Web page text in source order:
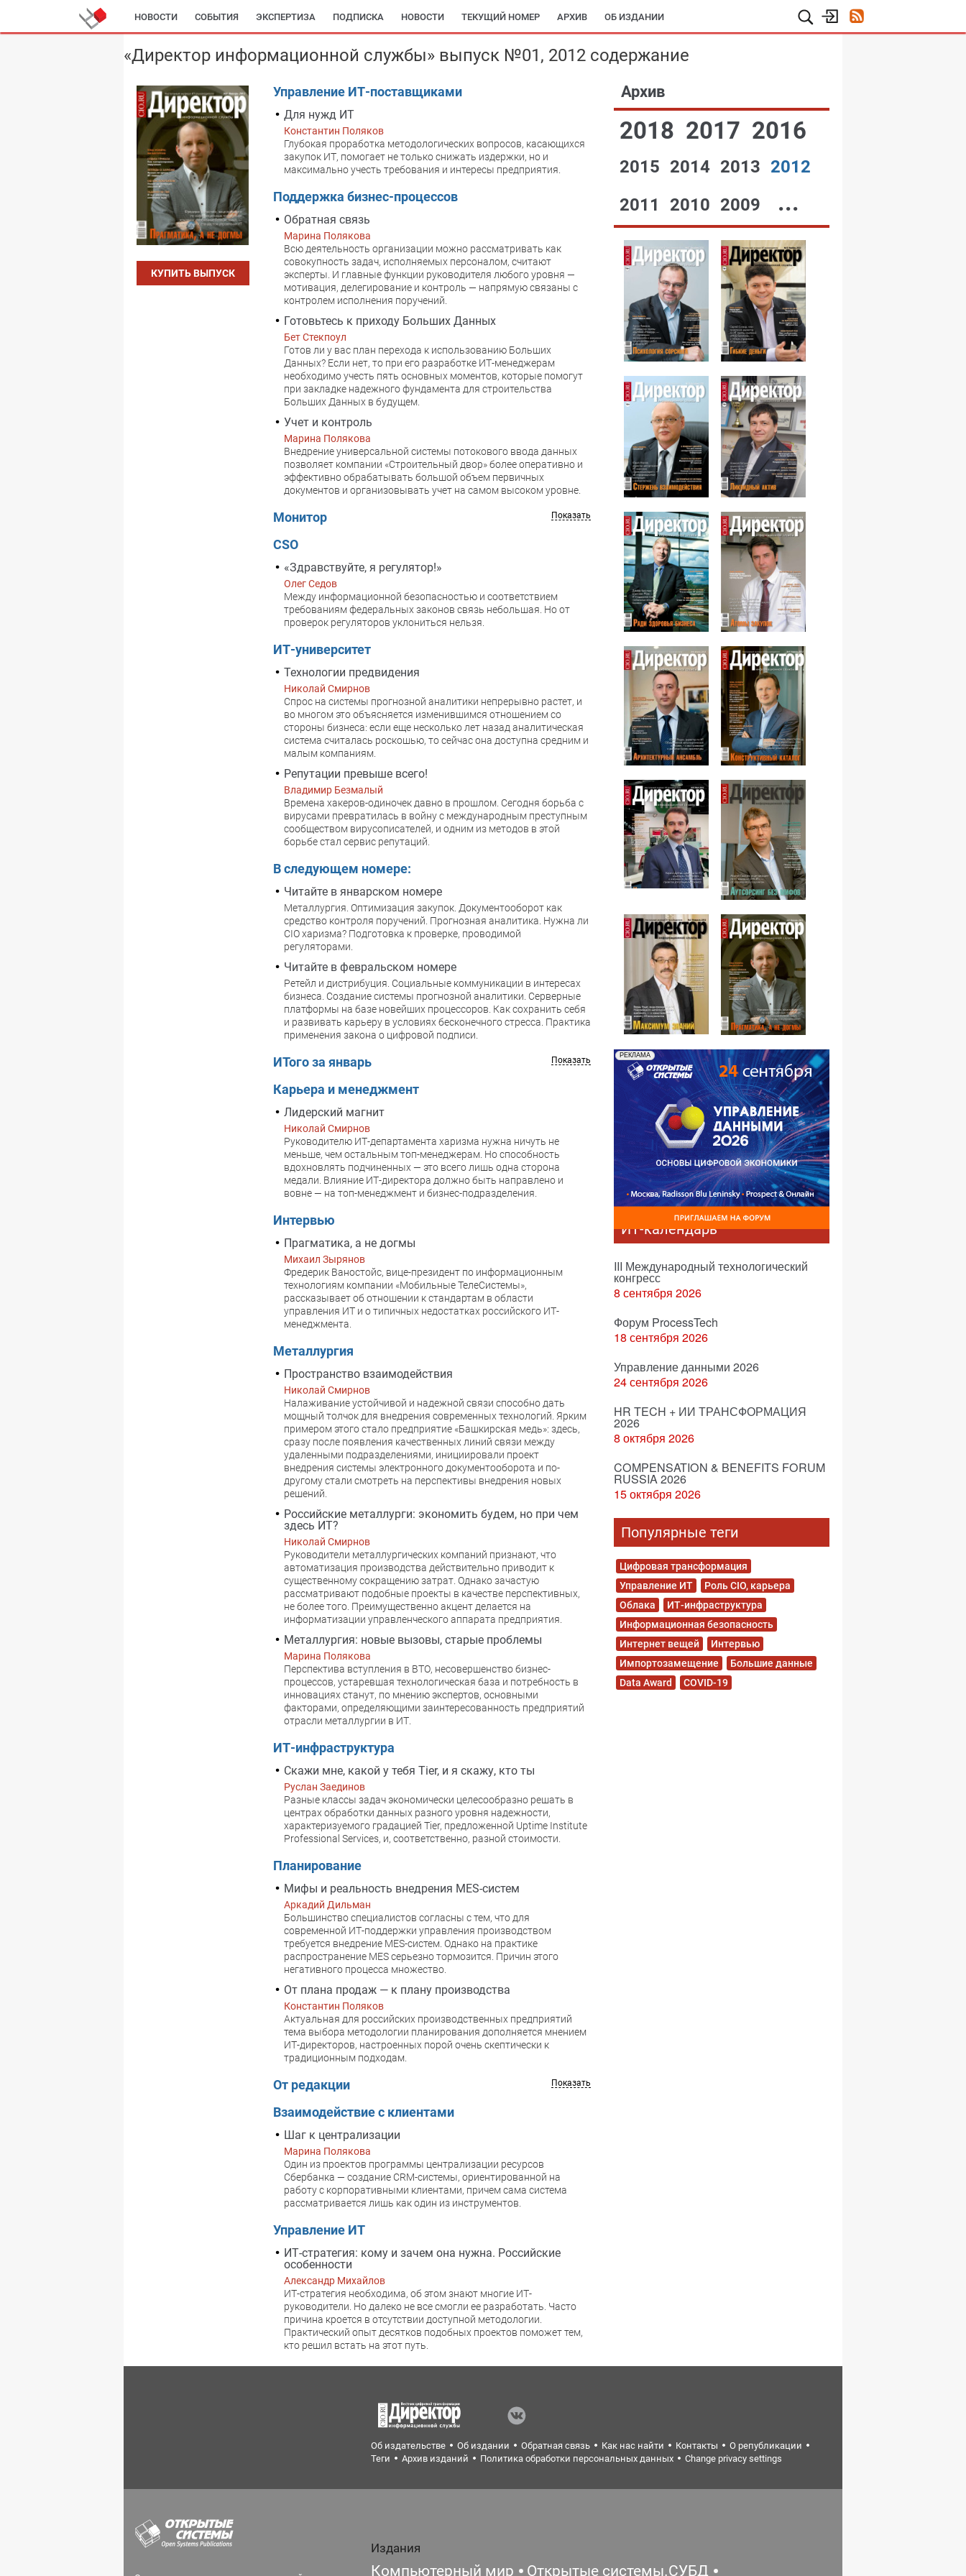
НОВОСТИ СОБЫТИЯ ЭКСПЕРТИЗА ПОДПИСКА НОВОСТИ ТЕКУЩИЙ НОМЕР АРХИВ ОБ ИЗДАНИИ
«Директор информационной службы» выпуск №01, 2012 содержание
КУПИТЬ ВЫПУСК
Управление ИТ-поставщиками
Для нужд ИТ
Константин Поляков
Глубокая проработка методологических вопросов, касающихся
закупок ИТ, помогает не только снижать издержки, но и
максимально учесть требования и интересы предприятия.
Поддержка бизнес-процессов
Обратная связь
Марина Полякова
Всю деятельность организации можно рассматривать как
совокупность задач, исполняемых персоналом, считают
эксперты. И главные функции руководителя любого уровня —
мотивация, делегирование и контроль — напрямую связаны с
контролем исполнения поручений.
Готовьтесь к приходу Больших Данных
Бет Стекпоул
Готов ли у вас план перехода к использованию Больших
Данных? Если нет, то при его разработке ИТ-менеджерам
необходимо учесть пять основных моментов, которые помогут
при закладке надежного фундамента для строительства
Больших Данных в будущем.
Учет и контроль
Марина Полякова
Внедрение универсальной системы потокового ввода данных
позволяет компании «Строительный двор» более оперативно и
эффективно обрабатывать большой объем первичных
документов и организовывать учет на самом высоком уровне.
Показать
Монитор
CSO
«Здравствуйте, я регулятор!»
Олег Седов
Между информационной безопасностью и соответствием
требованиям федеральных законов связь небольшая. Но от
проверок регуляторов уклониться нельзя.
ИТ-университет
Технологии предвидения
Николай Смирнов
Спрос на системы прогнозной аналитики непрерывно растет, и
во многом это объясняется изменившимся отношением со
стороны бизнеса: если еще несколько лет назад аналитическая
система считалась роскошью, то сейчас она доступна средним и
малым компаниям.
Репутации превыше всего!
Владимир Безмалый
Времена хакеров-одиночек давно в прошлом. Сегодня борьба с
вирусами превратилась в войну с международным преступным
сообществом вирусописателей, и одним из методов в этой
борьбе стал сервис репутаций.
В следующем номере:
Читайте в январском номере
Металлургия. Оптимизация закупок. Документооборот как
средство контроля поручений. Прогнозная аналитика. Нужна ли
CIO харизма? Подготовка к проверке, проводимой
регуляторами.
Читайте в февральском номере
Ретейл и дистрибуция. Социальные коммуникации в интересах
бизнеса. Создание системы прогнозной аналитики. Серверные
платформы на базе новейших процессоров. Как сохранить себя
и развивать карьеру в условиях бесконечного стресса. Практика
применения закона о цифровой подписи.
Показать
ИТого за январь
Карьера и менеджмент
Лидерский магнит
Николай Смирнов
Руководителю ИТ-департамента харизма нужна ничуть не
меньше, чем остальным топ-менеджерам. Но способность
вдохновлять подчиненных — это всего лишь одна сторона
медали. Влияние ИТ-директора должно быть направлено и
вовне — на топ-менеджмент и бизнес-подразделения.
Интервью
Прагматика, а не догмы
Михаил Зырянов
Фредерик Ваностойс, вице-президент по информационным
технологиям компании «Мобильные ТелеСистемы»,
рассказывает об отношении к стандартам в области
управления ИТ и о типичных недостатках российского ИТ-
менеджмента.
Металлургия
Пространство взаимодействия
Николай Смирнов
Налаживание устойчивой и надежной связи способно дать
мощный толчок для внедрения современных технологий. Ярким
примером этого стало предприятие «Башкирская медь»: здесь,
сразу после появления качественных линий связи между
удаленными подразделениями, инициировали проект
внедрения системы электронного документооборота и по-
другому стали смотреть на перспективы внедрения новых
решений.
Российские металлурги: экономить будем, но при чем
здесь ИТ?
Николай Смирнов
Руководители металлургических компаний признают, что
автоматизация производства действительно приводит к
существенному сокращению затрат. Однако зачастую
рассматривают подобные проекты в качестве перспективных,
не более того. Преимущественно акцент делается на
информатизации управленческого аппарата предприятия.
Металлургия: новые вызовы, старые проблемы
Марина Полякова
Перспектива вступления в ВТО, несовершенство бизнес-
процессов, устаревшая технологическая база и потребность в
инновациях станут, по мнению экспертов, основными
факторами, определяющими заинтересованность предприятий
отрасли металлургии в ИТ.
ИТ-инфраструктура
Скажи мне, какой у тебя Tier, и я скажу, кто ты
Руслан Заединов
Разные классы задач экономически целесообразно решать в
центрах обработки данных разного уровня надежности,
характеризуемого градацией Tier, предложенной Uptime Institute
Professional Services, и, соответственно, разной стоимости.
Планирование
Мифы и реальность внедрения MES-систем
Аркадий Дильман
Большинство специалистов согласны с тем, что для
современной ИТ-поддержки управления производством
требуется внедрение MES-систем. Однако на практике
распространение MES серьезно тормозится. Причин этого
негативного процесса множество.
От плана продаж — к плану производства
Константин Поляков
Актуальная для российских производственных предприятий
тема выбора методологии планирования дополняется мнением
ИТ-директоров, настроенных порой очень скептически к
традиционным подходам.
Показать
От редакции
Взаимодействие с клиентами
Шаг к централизации
Марина Полякова
Один из проектов программы централизации ресурсов
Сбербанка — создание CRM-системы, ориентированной на
работу с корпоративными клиентами, причем сама система
рассматривается лишь как один из инструментов.
Управление ИТ
ИТ-стратегия: кому и зачем она нужна. Российские
особенности
Александр Михайлов
ИТ-стратегия необходима, об этом знают многие ИТ-
руководители. Но далеко не все смогли ее разработать. Часто
причина кроется в отсутствии доступной методологии.
Практический опыт десятков подобных проектов поможет тем,
кто решил встать на этот путь.
Архив
2018 2017 2016
2015 2014 2013 2012
2011
2010 2009 ...
№12,2012 №11,2012
№10,2012 №09,2012
№08,2012 №07,2012
№06,2012 №04,2012
№05,2012
№03,2012
№02,2012 №01,2012
РЕКЛАМА
ИТ-календарь
III Международный технологический
конгресс
8 сентября 2026
Форум ProcessTech
18 сентября 2026
Управление данными 2026
24 сентября 2026
HR TECH + ИИ ТРАНСФОРМАЦИЯ
2026
8 октября 2026
COMPENSATION & BENEFITS FORUM
RUSSIA 2026
15 октября 2026
Популярные теги
Цифровая трансформация
Управление ИТ
Роль CIO, карьера
Облака
ИТ-инфраструктура
Информационная безопасность
Интернет вещей
Интервью
Импортозамещение
Большие данные
Data Award
COVID-19
Об издательстве Об издании Обратная связь Как нас найти Контакты
О републикации
Теги
Архив изданий Политика обработки персональных данных Change privacy settings
Издания
Компьютерный мир Открытые системы.СУБД